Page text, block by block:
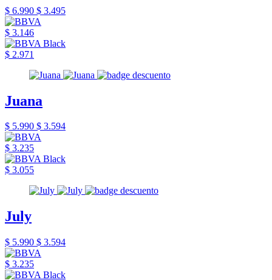
$ 6.990 $ 3.495
$ 3.146
$ 2.971
Juana
$ 5.990 $ 3.594
$ 3.235
$ 3.055
July
$ 5.990 $ 3.594
$ 3.235